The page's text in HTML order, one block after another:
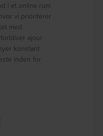
i et online rum
vi prioriterer
med
ajour
konstant
inden for